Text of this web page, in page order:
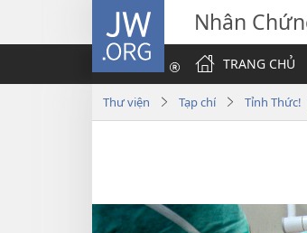
JW.ORG Nhân
TRANG CHỦ
Thư viện Tạp chí Tỉnh Thức!